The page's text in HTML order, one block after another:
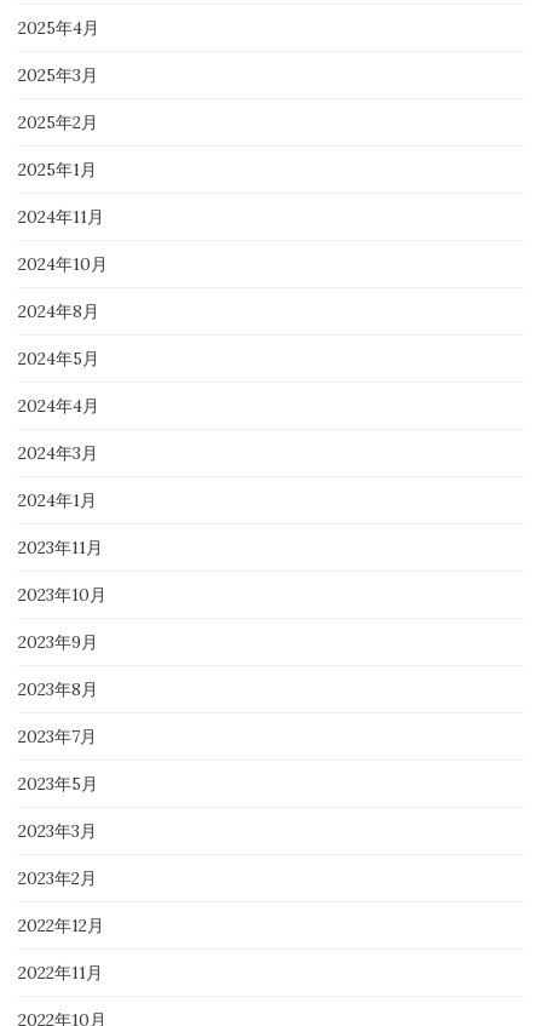
2025年4月
2025年3月
2025年2月
2025年1月
2024年11月
2024年10月
2024年8月
2024年5月
2024年4月
2024年3月
2024年1月
2023年11月
2023年10月
2023年9月
2023年8月
2023年7月
2023年5月
2023年3月
2023年2月
2022年12月
2022年11月
2022年10月